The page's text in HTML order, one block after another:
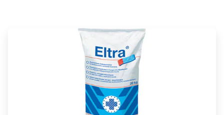
ArticleTile
von
2